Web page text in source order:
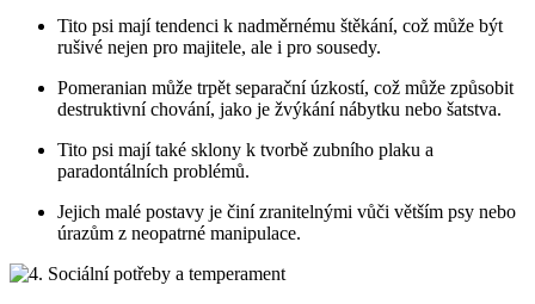
Tito psi mají tendenci k ‌nadměrnému ‍štěkání, což může být
⁣rušivé nejen pro majitele, ale i ​pro sousedy.
Pomeranian může trpět separační úzkostí, což může ⁤způsobit​
destruktivní chování, jako⁢ je žvýkání nábytku nebo šatstva.
Tito psi mají také sklony⁢ k‌ tvorbě‌ zubního plaku a
⁢paradontálních⁣ problémů.
Jejich malé postavy je činí zranitelnými vůči větším ‍psy nebo
úrazům ‌z neopatrné manipulace.